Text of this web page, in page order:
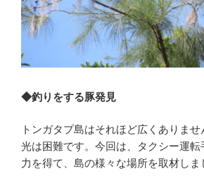
◆釣りをする豚発見
トンガタプ島はそれほど広くありま
光は困難です。今回は、タクシー運転
力を得て、島の様々な場所を取材しま